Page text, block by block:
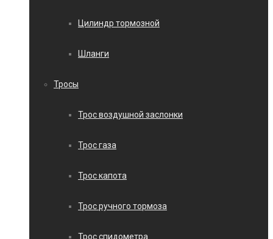
Цилиндр тормозной
Шланги
Тросы
Трос воздушной заслонки
Трос газа
Трос капота
Трос ручного тормоза
Трос спидометра